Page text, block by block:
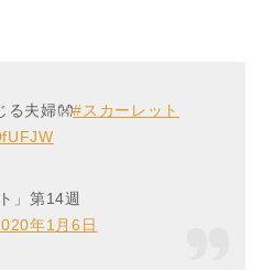
る夫婦👐#スカーレット
」第14週
年1月6日